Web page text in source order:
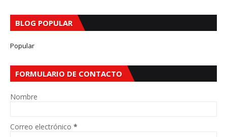
BLOG POPULAR
Popular
FORMULARIO DE CONTACTO
Nombre
Correo electrónico *